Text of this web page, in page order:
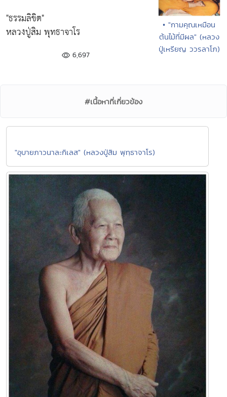
"ธรรมลิขิต"
หลวงปู่สิม พุทธาจาโร
6,697
• "กามคุณเหมือน
ต้นไม้ที่มีผล" (หลวง
ปู่เหรียญ ววรลาโภ)
#เนื้อหาที่เกี่ยวข้อง
"อุบายภาวนาละกิเลส" (หลวงปู่สิม พุทฺธาจาโร)